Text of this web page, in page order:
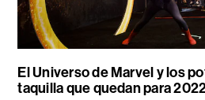
El Universo de Marvel y los
taquilla que quedan para